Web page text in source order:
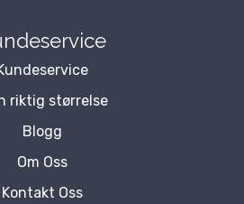
riktig størrelse
Blogg
Om Oss
Kontakt Oss